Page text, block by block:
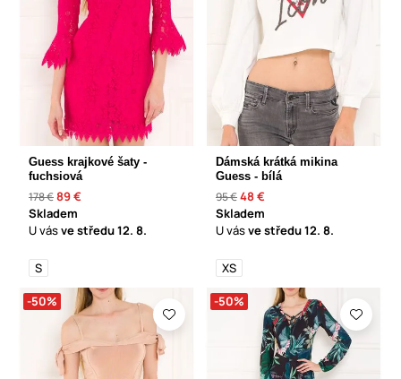
Guess krajkové šaty -
fuchsiová
178 €89 €
Skladem
U vásve středu12. 8.
S
Dámská krátká mikina
Guess - bílá
95 €48 €
Skladem
U vásve středu12. 8.
XS
-50% -50%